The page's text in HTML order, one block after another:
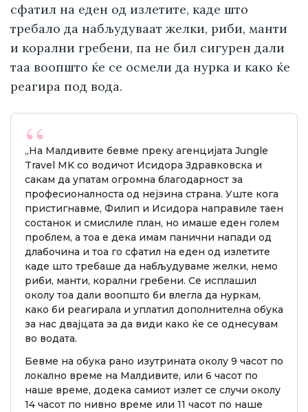
сфатил на еден од излетите, каде што
требало да набљудуваат желки, риби, манти
и корални гребени, па не бил сигурен дали
таа воопшто ќе се осмели да нурка и како ќе
реагира под вода.
„На Малдивите бевме преку агенцијата Jungle
Travel MK со водичот Исидора Здравковска и
сакам да упатам огромна благодарност за
професионалноста од нејзина страна. Уште кога
пристигнавме, Филип и Исидора направиле таен
состанок и смислиле план, но имаше еден голем
проблем, а тоа е дека имам панични напади од
длабочина и тоа го сфатил на еден од излетите
каде што требаше да набљудуваме желки, немо
риби, манти, корални гребени. Се исплашил
околу тоа дали воопшто би влегла да нуркам,
како би реагирала и уплатил дополнителна обука
за нас двајцата за да види како ќе се однесувам
во водата.
Бевме на обука рано изутрината околу 9 часот по
локално време на Малдивите, или 6 часот по
наше време, додека самиот излет се случи околу
14 часот по нивно време или 11 часот по наше